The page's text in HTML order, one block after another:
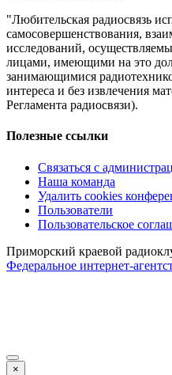
"Любительская радиосвязь
самосовершенствования,
исследований,
лицами, имеющими на это
занимающимися
интереса и без извлечения
Регламента радиосвязи).
Полезные ссылки
Связаться с
Наша команда
Удалить cookies
Пользователи
Пользовательское
Приморский краевой
Федеральное интернет-
×